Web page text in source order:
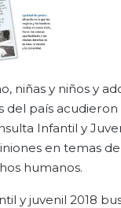
niñas y niños y
del país acudieron
Infantil y
en temas
humanos.
y juvenil 2018